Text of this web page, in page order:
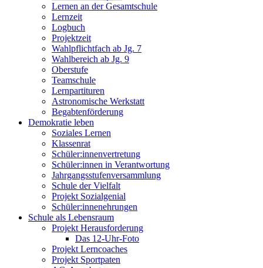
Lernen an der Gesamtschule
Lernzeit
Logbuch
Projektzeit
Wahlpflichtfach ab Jg. 7
Wahlbereich ab Jg. 9
Oberstufe
Teamschule
Lernpartituren
Astronomische Werkstatt
Begabtenförderung
Demokratie leben
Soziales Lernen
Klassenrat
Schüler:innenvertretung
Schüler:innen in Verantwortung
Jahrgangsstufenversammlung
Schule der Vielfalt
Projekt Sozialgenial
Schüler:innenehrungen
Schule als Lebensraum
Projekt Herausforderung
Das 12-Uhr-Foto
Projekt Lerncoaches
Projekt Sportpaten